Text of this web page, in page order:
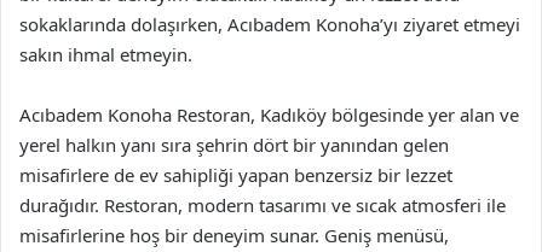
sokaklarında dolaşırken, Acıbadem Konoha’yı ziyaret etmeyi
sakın ihmal etmeyin.
Acıbadem Konoha Restoran, Kadıköy bölgesinde yer alan ve
yerel halkın yanı sıra şehrin dört bir yanından gelen
misafirlere de ev sahipliği yapan benzersiz bir lezzet
durağıdır. Restoran, modern tasarımı ve sıcak atmosferi ile
misafirlerine hoş bir deneyim sunar. Geniş menüsü,